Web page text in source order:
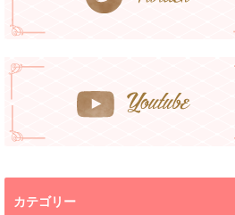
カテゴリー